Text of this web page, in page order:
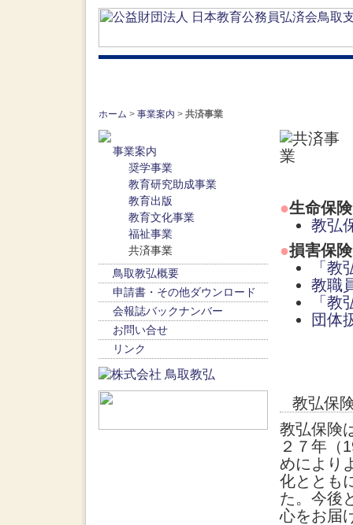
ホーム > 事業案内 > 共済事業
●生命保険
教弘
●損害保険
「教
教職
「教
団体
教弘保
教弘保険
２７年（
めにより
化ととも
た。今後
心をお届
事業案内
奨学事業
教育研究助成事業
教育出版
教育文化事業
福祉事業
共済事業
鳥取教弘概要
申請書・その他ダウンロード
会報誌バックナンバー
お問い合せ
リンク